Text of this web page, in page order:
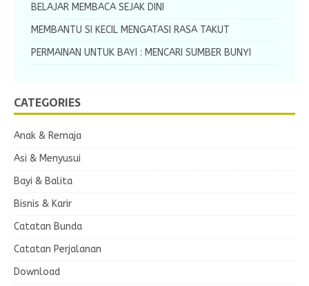
BELAJAR MEMBACA SEJAK DINI
MEMBANTU SI KECIL MENGATASI RASA TAKUT
PERMAINAN UNTUK BAYI : MENCARI SUMBER BUNYI
CATEGORIES
Anak & Remaja
Asi & Menyusui
Bayi & Balita
Bisnis & Karir
Catatan Bunda
Catatan Perjalanan
Download